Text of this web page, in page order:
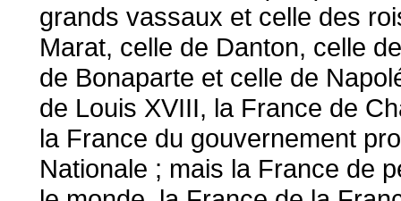
grands vassaux et celle des
Marat, celle de Danton, celle
de Bonaparte et celle de
de Louis XVIII, la France de
la France du gouvernement
Nationale ; mais la France de